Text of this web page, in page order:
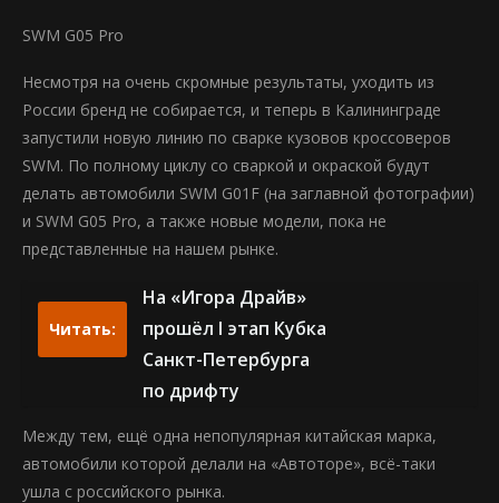
SWM G05 Pro
Несмотря на очень скромные результаты, уходить из
России бренд не собирается, и теперь в Калининграде
запустили новую линию по сварке кузовов кроссоверов
SWM. По полному циклу со сваркой и окраской будут
делать автомобили SWM G01F (на заглавной фотографии)
и SWM G05 Pro, а также новые модели, пока не
представленные на нашем рынке.
Читать:
На «Игора Драйв»
прошёл I этап Кубка
Санкт-Петербурга
по дрифту
Между тем, ещё одна непопулярная китайская марка,
автомобили которой делали на «Автоторе», всё-таки
ушла с российского рынка.